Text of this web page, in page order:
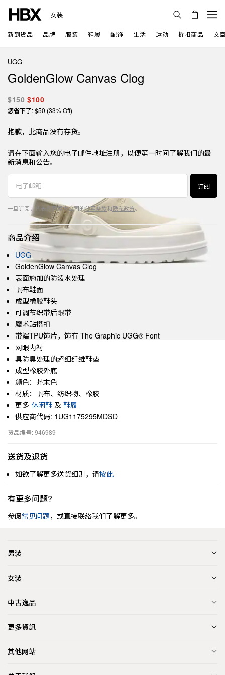
女装
新到货品 品牌 服装 鞋履 配饰 生活 运动 折扣商品 文
UGG
GoldenGlow Canvas Clog
$150 $100
您省下了: $50 (33% Off)
抱歉，此商品没有存货。
请在下面输入您的电子邮件地址注册，以便第一时间了解我们的最
新消息和公告。
订阅
一旦订阅，代表您同意本公司的使用条款和隐私政策。
商品介绍
UGG
GoldenGlow Canvas Clog
表面施加的防泼水处理
帆布鞋面
成型橡胶鞋头
可调节织带后跟带
魔术贴搭扣
带端TPU饰片，饰有 The Graphic UGG® Font
网眼内衬
具防臭处理的超细纤维鞋垫
成型橡胶外底
颜色：芥末色
材质：帆布、纺织物、橡胶
更多 休闲鞋 及 鞋履
供应商代码: 1UG1175295MDSD
货品编号: 946989
送货及退货
如欲了解更多送货细则，请按此
有更多问题?
参阅常见问题，或直接联络我们了解更多。
男装
女装
中古逸品
更多資訊
其他网站